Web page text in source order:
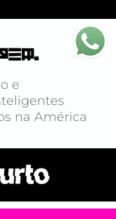
e
na América